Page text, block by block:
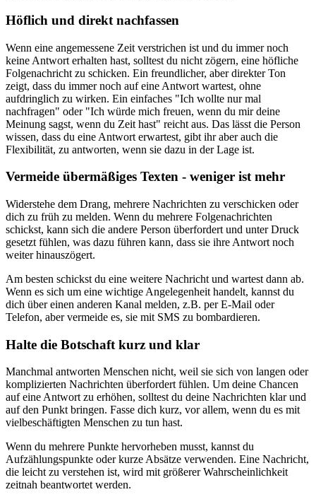
Höflich und direkt nachfassen
Wenn eine angemessene Zeit verstrichen ist und du immer noch
keine Antwort erhalten hast, solltest du nicht zögern, eine höfliche
Folgenachricht zu schicken. Ein freundlicher, aber direkter Ton
zeigt, dass du immer noch auf eine Antwort wartest, ohne
aufdringlich zu wirken. Ein einfaches "Ich wollte nur mal
nachfragen" oder "Ich würde mich freuen, wenn du mir deine
Meinung sagst, wenn du Zeit hast" reicht aus. Das lässt die Person
wissen, dass du eine Antwort erwartest, gibt ihr aber auch die
Flexibilität, zu antworten, wenn sie dazu in der Lage ist.
Vermeide übermäßiges Texten - weniger ist mehr
Widerstehe dem Drang, mehrere Nachrichten zu verschicken oder
dich zu früh zu melden. Wenn du mehrere Folgenachrichten
schickst, kann sich die andere Person überfordert und unter Druck
gesetzt fühlen, was dazu führen kann, dass sie ihre Antwort noch
weiter hinauszögert.
Am besten schickst du eine weitere Nachricht und wartest dann ab.
Wenn es sich um eine wichtige Angelegenheit handelt, kannst du
dich über einen anderen Kanal melden, z.B. per E-Mail oder
Telefon, aber vermeide es, sie mit SMS zu bombardieren.
Halte die Botschaft kurz und klar
Manchmal antworten Menschen nicht, weil sie sich von langen oder
komplizierten Nachrichten überfordert fühlen. Um deine Chancen
auf eine Antwort zu erhöhen, solltest du deine Nachrichten klar und
auf den Punkt bringen. Fasse dich kurz, vor allem, wenn du es mit
vielbeschäftigten Menschen zu tun hast.
Wenn du mehrere Punkte hervorheben musst, kannst du
Aufzählungspunkte oder kurze Absätze verwenden. Eine Nachricht,
die leicht zu verstehen ist, wird mit größerer Wahrscheinlichkeit
zeitnah beantwortet werden.